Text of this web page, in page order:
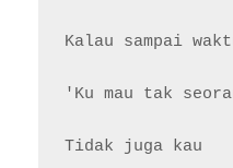
Kalau sampai
'Ku mau tak
Tidak juga kau